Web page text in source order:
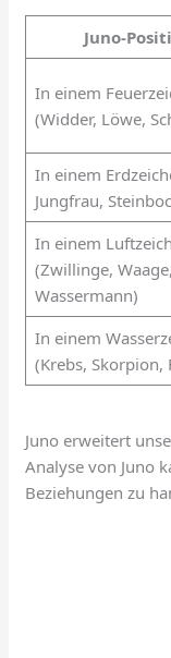
Juno-
In einem
(Widder, Löwe,
In einem
Jungfrau,
In einem
(Zwillinge, Waage,
Wassermann)
In einem
(Krebs, Skorpion,
Juno erweitert
Analyse von Juno
Beziehungen zu